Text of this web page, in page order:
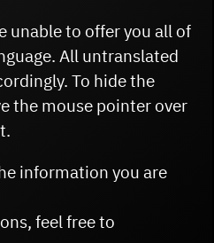
tijdens de
Vergessen:
unable to offer you all of
All untranslated
To hide the
the mouse pointer over
information you are
feel free to